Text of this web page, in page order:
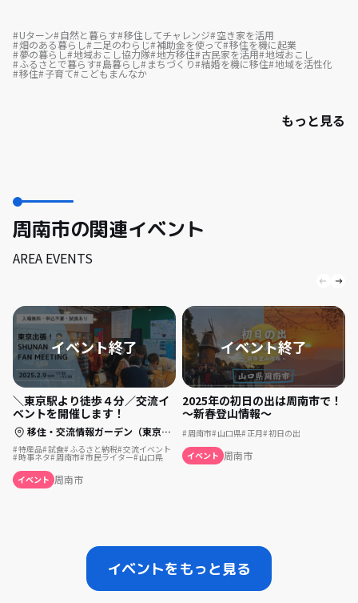
Uターン 自然と暮らす 移住してチャレンジ 空き家を活用
畑のある暮らし 二足のわらじ 補助金を使って 移住を機に起業
夢の暮らし 地域おこし協力隊 地方移住 古民家を活用 地域おこし
ふるさとで暮らす 島暮らし まちづくり 結婚を機に移住 地域を活性化
移住 子育て こどもまんなか
もっと見る
周南市の関連イベント
AREA EVENTS
＼東京駅より徒歩４分／交流イ
ベントを開催します！
移住・交流情報ガーデン（東京都中央区）
特産品 試食 ふるさと納税 交流イベント
時事ネタ 周南市 市民ライター 山口県
イベント 周南市
2025年の初日の出は周南市で！
～新春登山情報～
周南市 山口県 正月 初日の出
イベント 周南市
イベントをもっと見る